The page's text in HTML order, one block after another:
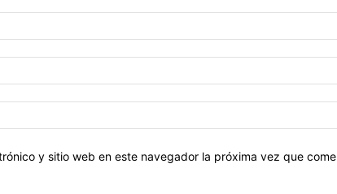
y sitio web en este navegador la próxima vez que